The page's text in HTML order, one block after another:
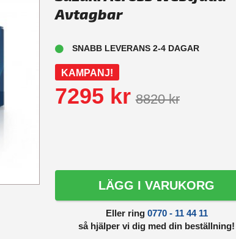
Avtagbar
SNABB LEVERANS 2-4 DAGAR
KAMPANJ!
7295 kr 8820 kr
LÄGG I VARUKORG
Eller ring 0770 - 11 44 11
så hjälper vi dig med din beställning!